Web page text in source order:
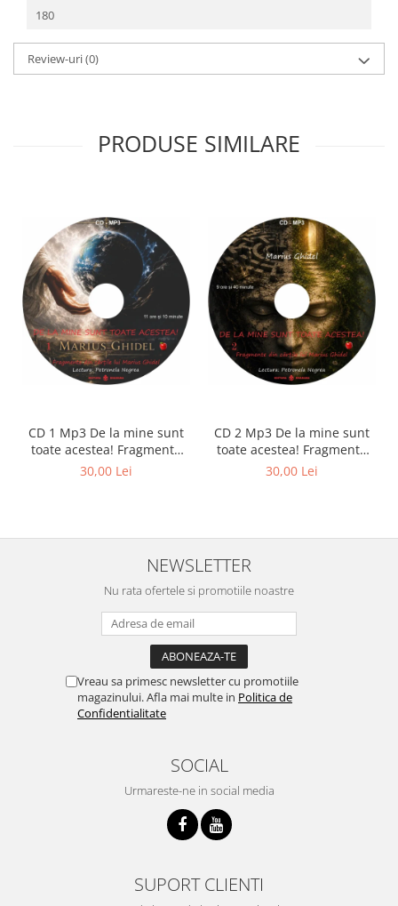
180
Review-uri(0)
PRODUSE SIMILARE
CD 1 Mp3 De la mine sunt
toate acestea! Fragmente
din cărțile lui Marius Ghidel
30,00 Lei
CD 2 Mp3 De la mine sunt
toate acestea! Fragmente
din cărțile lui Marius Ghidel
30,00 Lei
NEWSLETTER
Nu rata ofertele si promotiile noastre
Vreau sa primesc newsletter cu promotiile
magazinului. Afla mai multe in Politica de
Confidentialitate
SOCIAL
Urmareste-ne in social media
SUPORT CLIENTI